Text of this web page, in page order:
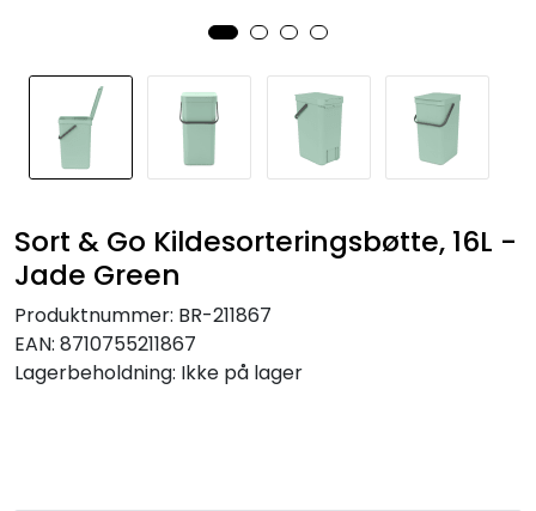
Sort & Go Kildesorteringsbøtte, 16L -
Jade Green
Produktnummer: BR-211867
EAN: 8710755211867
Lagerbeholdning: Ikke på lager